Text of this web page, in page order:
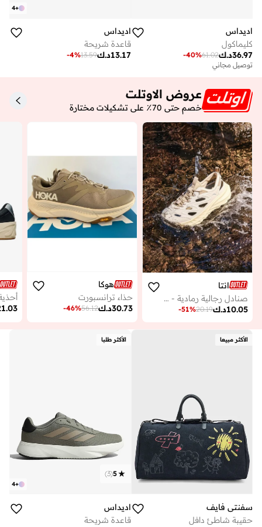
اديداس
كليماكول
د.ك36.97
61.02
-40%
توصيل مجاني
+
4
اديداس
قاعدة شريحة
د.ك13.17
13.59
-4%
عروض الاوتلت
خصم حتى 70٪ على تشكيلات مختارة
انتا
صنادل رجالية رمادية - لايف ستايل
د.ك10.05
20.19
-51%
هوكا
حذاء ترانسبورت
د.ك30.73
56.12
-46%
الأكثر مبيعا
سفنتي فايف
حقيبة شاطئ دافل
الأكثر طلبا
+
4
5
(
3
)
اديداس
قاعدة شريحة